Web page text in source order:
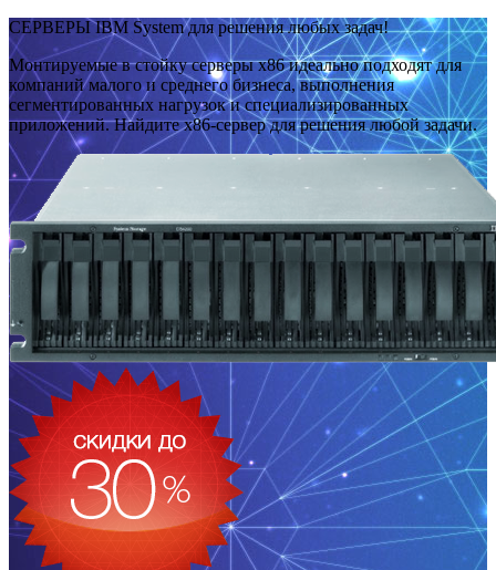
СЕРВЕРЫ IBM System для решения любых задач!
Монтируемые в стойку серверы x86 идеально подходят для
компаний малого и среднего бизнеса, выполнения
сегментированных нагрузок и специализированных
приложений. Найдите x86-сервер для решения любой задачи.